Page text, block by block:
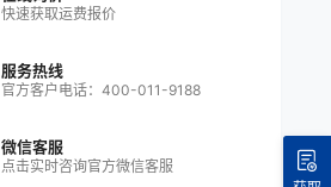
快速获取运费报价
服务热线
官方客户电话：400-011-9188
微信客服
点击实时咨询官方微信客服